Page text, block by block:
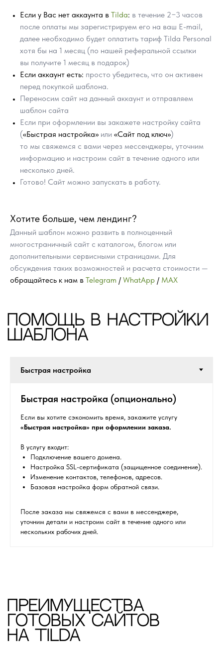
Если у Вас нет аккаунта в Tilda: в течение 2−3 часов
после оплаты мы зарегистрируем его на ваш E-mail,
далее необходимо будет оплатить тариф Tilda Personal
хотя бы на 1 месяц (по нашей реферальной ссылки
вы получите 1 месяц в подарок)
Если аккаунт есть: просто убедитесь, что он активен
перед покупкой шаблона.
Переносим сайт на данный аккаунт и отправляем
шаблон сайта
Если при оформлении вы закажете настройку сайта
(«Быстрая настройка»или «Сайт под ключ»)
то мы свяжемся с вами через мессенджеры, уточним
информацию и настроим сайт в течение одного или
несколько дней.
Готово! Сайт можно запускать в работу.
Хотите больше, чем лендинг?
Данный шаблон можно развить в полноценный
многостраничный сайт с каталогом, блогом или
дополнительными сервисными страницами. Для
обсуждения таких возможностей и расчета стоимости —
обращайтесь к нам в Telegram / WhatApp / MAX
ПОМОЩЬ В НАСТРОЙКИ
ШАБЛОНА
Быстрая настройка (опционально)
Если вы хотите сэкономить время, закажите услугу
«Быстрая настройка» при оформлении заказа.
В услугу входит:
Подключение вашего домена.
Настройка SSL-сертификата (защищенное соединение).
Изменение контактов, телефонов, адресов.
Базовая настройка форм обратной связи.
После заказа мы свяжемся с вами в мессенджере,
уточним детали и настроим сайт в течение одного или
нескольких рабочих дней.
ГОТОВЫХ САЙТОВ
НА TILDA
Ваше имя
Остались вопросы?